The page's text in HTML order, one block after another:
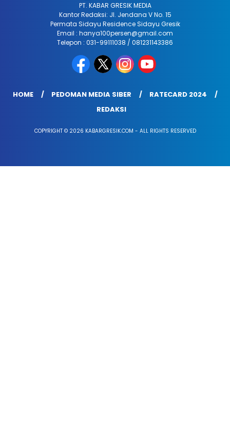
PT. KABAR GRESIK MEDIA
Kantor Redaksi: Jl. Jendana V No. 15
Permata Sidayu Residence Sidayu Gresik
Email : hanya100persen@gmail.com
Telepon : 031-99111038 / 081231143386
HOME PEDOMAN MEDIA SIBER
RATECARD 2024
REDAKSI
COPYRIGHT © 2026 KABARGRESIK.COM - ALL RIGHTS RESERVED